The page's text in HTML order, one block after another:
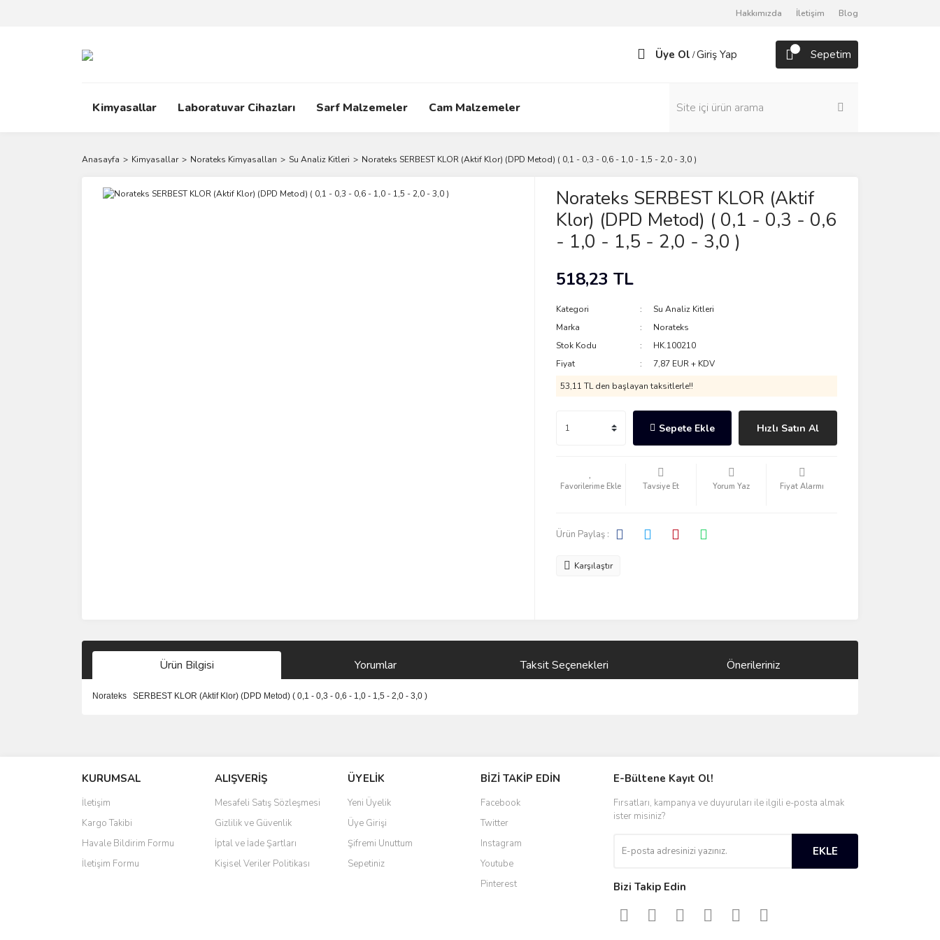
Hakkımızda İletişim Blog
Üye Ol /Giriş Yap Sepetim
Kimyasallar Laboratuvar Cihazları Sarf Malzemeler Cam Malzemeler
Anasayfa Kimyasallar Norateks Kimyasalları Su Analiz Kitleri Norateks SERBEST KLOR (Aktif Klor) (DPD Metod) ( 0,1 - 0,3 - 0,6 - 1,0 - 1,5 - 2,0 - 3,0 )
Norateks SERBEST KLOR (Aktif
Klor) (DPD Metod) ( 0,1 - 0,3 - 0,6
- 1,0 - 1,5 - 2,0 - 3,0 )
518,23 TL
Kategori
Su Analiz Kitleri
Marka
Norateks
Stok Kodu
HK.100210
Fiyat
7,87 EUR + KDV
53,11 TL den başlayan taksitlerle!!
Sepete Ekle Hızlı Satın Al
Tavsiye Et Yorum Yaz Fiyat Alarmı
Ürün Paylaş :
Karşılaştır
Ürün Bilgisi Yorumlar Taksit Seçenekleri Önerileriniz
Norateks SERBEST KLOR (Aktif Klor) (DPD Metod) ( 0,1 - 0,3 - 0,6 - 1,0 - 1,5 - 2,0 - 3,0 )
Ürün resmi kalitesiz, bozuk veya görüntülenemiyor.
Ürün açıklamasında eksik bilgiler bulunuyor.
Ürün bilgilerinde hatalar bulunuyor.
Ürün fiyatı diğer sitelerden daha pahalı.
Bu ürüne benzer farklı alternatifler olmalı.
KURUMSAL
İletişim
Kargo Takibi
Havale Bildirim Formu
İletişim Formu
ALIŞVERİŞ
Mesafeli Satış Sözleşmesi
Gizlilik ve Güvenlik
İptal ve İade Şartları
Kişisel Veriler Politikası
ÜYELİK
Yeni Üyelik
Üye Girişi
Şifremi Unuttum
Sepetiniz
BİZİ TAKİP EDİN
Facebook
Twitter
Instagram
Youtube
Pinterest
E-Bültene Kayıt Ol!
Fırsatları, kampanya ve duyuruları ile ilgili e-posta almak
ister misiniz?
EKLE
Bizi Takip Edin